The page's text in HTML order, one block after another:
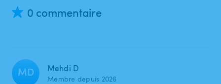
0 commentaire
MD Mehdi D
Membre depuis 2026